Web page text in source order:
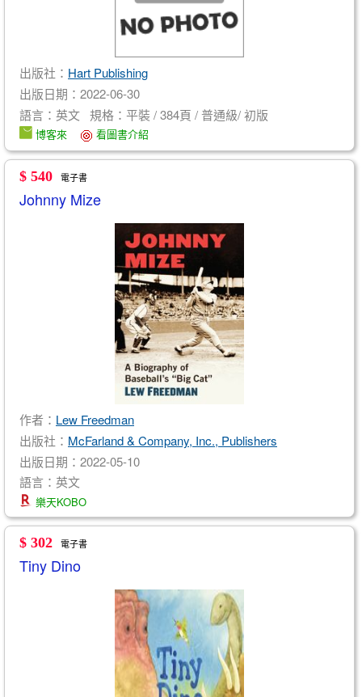
出版社： Hart Publishing
出版日期：2022-06-30
語言：英文 規格：平裝 / 384頁 / 普通級/ 初版
博客來 看圖書介紹
$ 540 電子書
Johnny Mize
作者： Lew Freedman
出版社： McFarland & Company, Inc., Publishers
出版日期：2022-05-10
語言：英文
樂天KOBO
$ 302 電子書
Tiny Dino